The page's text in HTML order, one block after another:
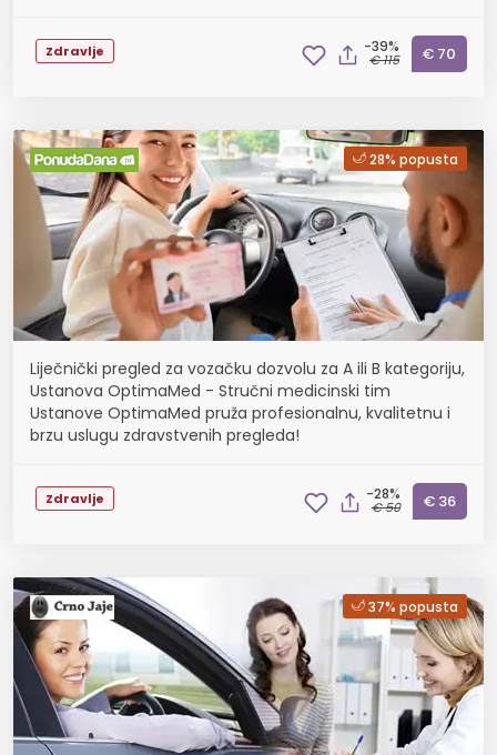
Zdravlje -39%
€ 115 € 70
28% popusta
Liječnički pregled za vozačku dozvolu za A ili B kategoriju,
Ustanova OptimaMed - Stručni medicinski tim
Ustanove OptimaMed pruža profesionalnu, kvalitetnu i
brzu uslugu zdravstvenih pregleda!
Zdravlje -28%
€ 50 € 36
37% popusta